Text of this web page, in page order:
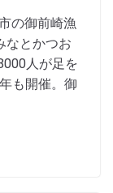
の御前崎漁
なとかつお
人が足を
も開催。御